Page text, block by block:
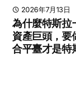
2026年7月13日
為什麼特斯
資產巨頭，要
合平臺才是特